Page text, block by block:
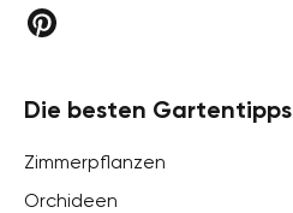
Die besten Gartentipps
Zimmerpflanzen
Orchideen